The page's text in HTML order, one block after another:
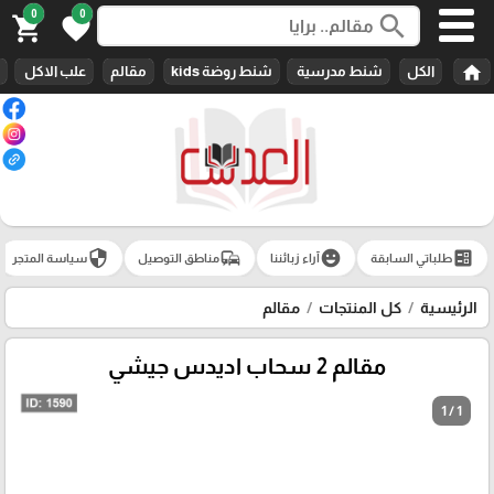
search
0
favorite
0
shopping_cart
home الكل شنط مدرسية شنط روضة kids مقالم علب الاكل
ballotطلباتي السابقة emoji_emotionsآراء زبائننا commuteمناطق التوصيل securityسياسة المتجر
الرئيسية كل المنتجات مقالم
مقالم 2 سحاب اديدس جيشي
1 / 1